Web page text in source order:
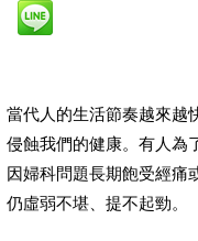
當代人的生活節奏越來越
侵蝕我們的健康。有人為
因婦科問題長期飽受經痛
仍虛弱不堪、提不起勁。